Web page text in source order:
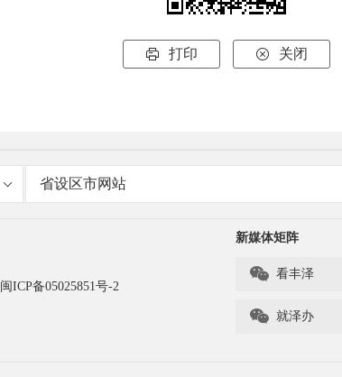
 打印  关闭
省设区市网站
闽ICP备05025851号-2
新媒体矩阵
 看丰泽
 就泽办